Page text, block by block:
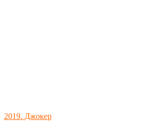
2019. Джокер